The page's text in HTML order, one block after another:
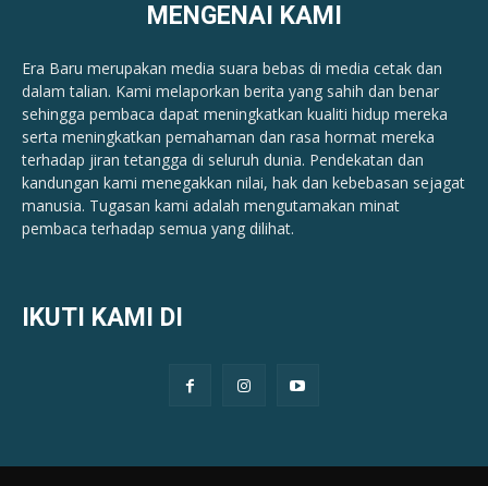
MENGENAI KAMI
Era Baru merupakan media suara bebas di media cetak dan
dalam talian. Kami melaporkan berita yang sahih dan benar ​​
sehingga pembaca dapat meningkatkan kualiti hidup mereka
serta meningkatkan pemahaman dan rasa hormat mereka
terhadap jiran tetangga di seluruh dunia. Pendekatan dan
kandungan kami menegakkan nilai, hak dan kebebasan sejagat
manusia. Tugasan kami adalah mengutamakan minat
pembaca terhadap semua yang dilihat.
IKUTI KAMI DI